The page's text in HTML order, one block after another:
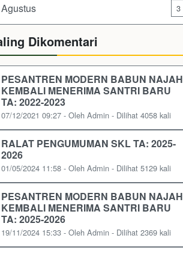
Agustus 3
Dikomentari
PESANTREN MODERN BABUN NAJAH
KEMBALI MENERIMA SANTRI BARU
TA: 2022-2023
07/12/2021 09:27 - Oleh Admin - Dilihat 4058 kali
RALAT PENGUMUMAN SKL TA: 2025-
2026
01/05/2024 11:58 - Oleh Admin - Dilihat 5129 kali
PESANTREN MODERN BABUN NAJAH
KEMBALI MENERIMA SANTRI BARU
TA: 2025-2026
19/11/2024 15:33 - Oleh Admin - Dilihat 2369 kali